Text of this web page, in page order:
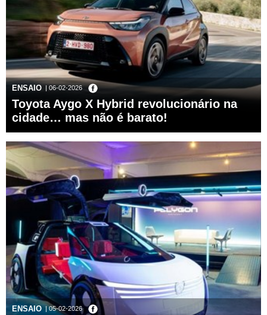
ENSAIO | 06-02-2026
Toyota Aygo X Hybrid revolucionário na
cidade… mas não é barato!
ENSAIO | 05-02-2026